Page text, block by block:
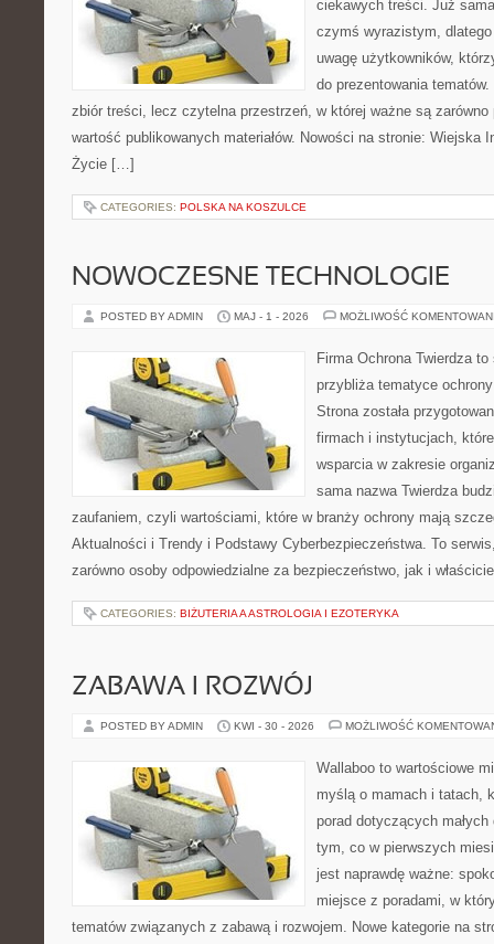
ciekawych treści. Już
czymś wyrazistym,
uwagę użytkowników,
do prezentowania
zbiór treści, lecz czytelna przestrzeń, w której ważne są zarówno
wartość publikowanych materiałów. Nowości na stronie: Wiejska
Życie […]
CATEGORIES: POLSKA NA KOSZULCE
NOWOCZESNE TECHNOLOGIE
POSTED BY ADMIN MAJ - 1 - 2026 MOŻLIWOŚĆ
Firma Ochrona Twierdza
przybliża tematyce
Strona została
firmach i instytucjach,
wsparcia w zakresie
sama nazwa Twierdza
zaufaniem, czyli wartościami, które w branży ochrony mają
Aktualności i Trendy i Podstawy Cyberbezpieczeństwa. To
zarówno osoby odpowiedzialne za bezpieczeństwo, jak i
CATEGORIES: BIŻUTERIA A ASTROLOGIA I EZOTERYKA
ZABAWA I ROZWÓJ
POSTED BY ADMIN KWI - 30 - 2026 MOŻLIWOŚĆ
Wallaboo to wartościowe
myślą o mamach i tatach,
porad dotyczących
tym, co w pierwszych
jest naprawdę ważne:
miejsce z poradami, w
tematów związanych z zabawą i rozwojem. Nowe kategorie na